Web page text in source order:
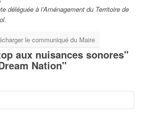
déléguée à l’Aménagement du Territoire de
le communiqué du Maire
aux nuisances sonores"
Nation"